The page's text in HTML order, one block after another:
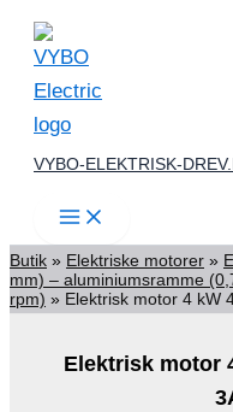
Gå
indholdet
VYBO-ELEKTRISK-
Butik » Elektriske motorer »
mm) – aluminiumsramme
rpm) » Elektrisk motor 4 kW
Elektrisk motor